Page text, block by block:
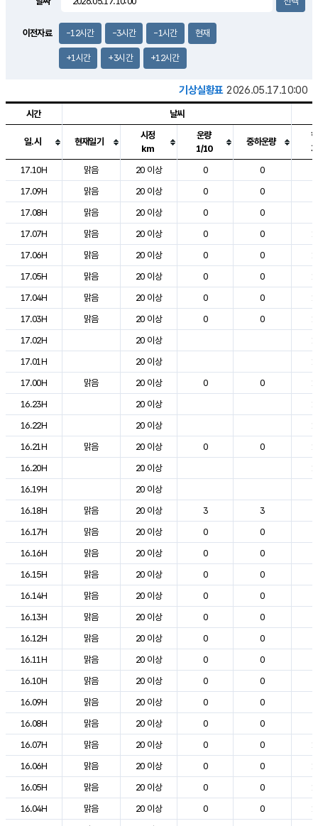
0.1m/s
이전자료 -12시간 -3시간 -1시간 현재
+1시간 +3시간 +12시간
기상실황표 2026.05.17.10:00
도시별 기상실황표로 지점, 날씨, 기온, 강수, 바람, 기압등을 안내한 표입
시간 날씨
일.시 현재일기
시정
km
운량
1/10
중하운량
17.10H
맑음 20 이상 0 0
17.09H
맑음 20 이상 0 0
17.08H
맑음 20 이상 0 0
17.07H
맑음 20 이상 0 0
17.06H
맑음 20 이상 0 0
17.05H
맑음 20 이상 0 0
17.04H
맑음 20 이상 0 0
17.03H
맑음 20 이상 0 0
17.02H
20 이상
17.01H
20 이상
17.00H
맑음 20 이상 0 0
16.23H
20 이상
16.22H
20 이상
16.21H
맑음 20 이상 0 0
16.20H
20 이상
16.19H
20 이상
16.18H
맑음 20 이상 3 3
16.17H
맑음 20 이상 0 0
16.16H
맑음 20 이상 0 0
16.15H
맑음 20 이상 0 0
16.14H
맑음 20 이상 0 0
16.13H
맑음 20 이상 0 0
16.12H
맑음 20 이상 0 0
16.11H
맑음 20 이상 0 0
16.10H
맑음 20 이상 0 0
16.09H
맑음 20 이상 0 0
16.08H
맑음 20 이상 0 0
16.07H
맑음 20 이상 0 0
16.06H
맑음 20 이상 0 0
16.05H
맑음 20 이상 0 0
16.04H
맑음 20 이상 0 0